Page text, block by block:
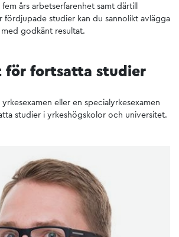
års arbetserfarenhet samt därtill
fördjupade studier kan du sannolikt avlägga
godkänt resultat.
för fortsatta studier
eller en specialyrkesexamen
studier i yrkeshögskolor och universitet.